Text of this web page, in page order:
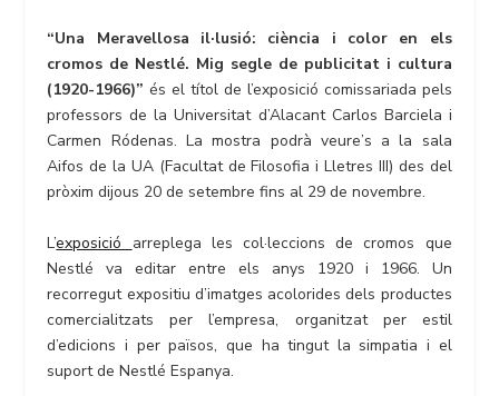
“Una Meravellosa il·lusió: ciència i color en els
cromos de Nestlé. Mig segle de publicitat i cultura
(1920-1966)” és el títol de l’exposició comissariada pels
professors de la Universitat d’Alacant Carlos Barciela i
Carmen Ródenas. La mostra podrà veure’s a la sala
Aifos de la UA (Facultat de Filosofia i Lletres III) des del
pròxim dijous 20 de setembre fins al 29 de novembre.
L’exposició arreplega les col·leccions de cromos que
Nestlé va editar entre els anys 1920 i 1966. Un
recorregut expositiu d’imatges acolorides dels productes
comercialitzats per l’empresa, organitzat per estil
d’edicions i per països, que ha tingut la simpatia i el
suport de Nestlé Espanya.